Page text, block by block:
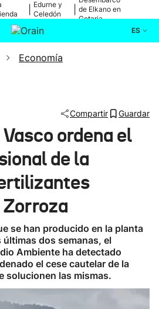
Bilbao
Edurne y
Celedón
de Elkano en
Getaria
ES
Actualidad
Ikusmiran
Eguraldia
Economía
Compartir Guardar
ordena el
de la
se han producido en la planta
dos semanas, el
Ambiente ha detectado
el cese cautelar de la
solucionen las mismas.